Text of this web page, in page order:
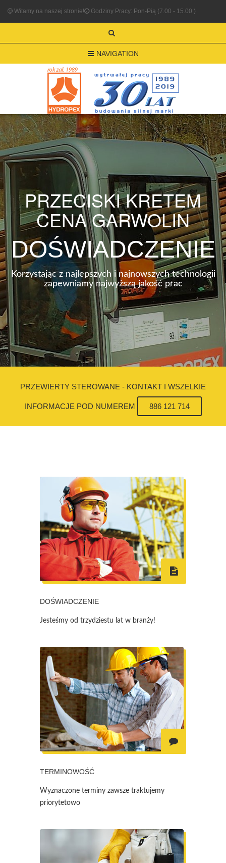
Witamy na naszej stronie! Godziny Pracy: Pon-Pią (7.00 - 15.00 )
NAVIGATION
PRZECISKI KRETEM
CENA GARWOLIN
DOŚWIADCZENIE
Korzystając z najlepszych i najnowszych technologii
zapewniamy najwyższą jakość prac
PRZEWIERTY STEROWANE - KONTAKT I WSZELKIE
INFORMACJE POD NUMEREM 886 121 714
DOŚWIADCZENIE
Jesteśmy od trzydziestu lat w branży!
TERMINOWOŚĆ
Wyznaczone terminy zawsze traktujemy
priorytetowo